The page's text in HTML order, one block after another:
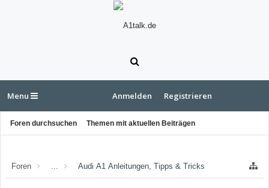
Menu
Foren durchsuchen Themen mit aktuellen Beiträgen
Anmelden Registrieren
Foren ... Audi A1 Anleitungen, Tipps & Tricks